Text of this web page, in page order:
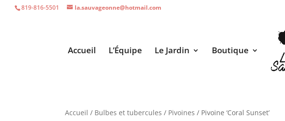
819-816-5501 la.sauvageonne@hotmail.com
Accueil L’Équipe Le Jardin Boutique
Accueil / Bulbes et tubercules / Pivoines / Pivoine ‘Coral Sunset’